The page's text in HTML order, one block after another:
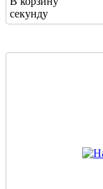
секунду